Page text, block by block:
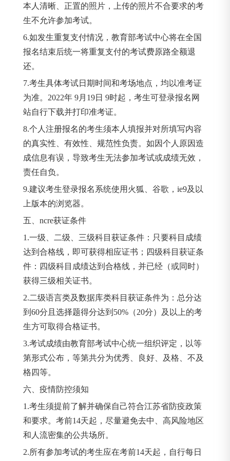
本人清晰、正置的照片，上传的照片不合要求的考
生不允许参加考试。
6.如发生重复支付情况，教育部考试中心将在全国
报名结束后统一将重复支付的考试费原路全额退
还。
7.考生具体考试日期时间和考场地点，均以准考证
为准。2022年 9月19日 9时起，考生可登录报名网
站自行下载并打印准考证。
8.个人注册报名的考生须本人填报并对所填写内容
的真实性、有效性、规范性负责。如因个人原因造
成信息有误，导致考生无法参加考试或成绩无效，
责任自负。
9.建议考生登录报名系统使用火狐、谷歌，ie9及以
上版本的浏览器。
五、ncre获证条件
1.一级、二级、三级科目获证条件：只要科目成绩
达到合格线，即可获得相应证书；四级科目获证条
件：四级科目成绩达到合格线，并已经（或同时）
获得三级相关证书。
2.二级语言类及数据库类科目获证条件为：总分达
到60分且选择题得分达到50%（20分）及以上的考
生方可取得合格证书。
3.考试成绩由教育部考试中心统一组织评定，以等
第形式公布，等第共分为优秀、良好、及格、不及
格四等。
六、疫情防控须知
1.考生须提前了解并确保自己符合江苏省防疫政策
和要求。考前14天起，尽量避免去中、高风险地区
和人流密集的公共场所。
2.所有参加考试的考生应在考前14天起，自行每日